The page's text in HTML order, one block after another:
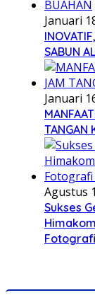
Januari
SABUN
Januari
TANGAN
Agustus
Sukses